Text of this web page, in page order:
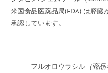
米国食品医薬品局(FDA) は膵
承認しています。
フルオロウラシル （商品